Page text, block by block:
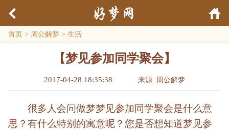
首页 > 周公解梦 > 生活
【梦见参加同学聚会】
2017-04-28 18:35:38 来源: 周公解梦
很多人会问做梦梦见参加同学聚会是什么意
思？有什么特别的寓意呢？您是否想知道梦见参